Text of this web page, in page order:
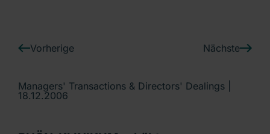
Ein Unternehmen der RHÖN-KLINIKUM AG
Vorherige Nächste
Managers' Transactions & Directors' Dealings |
18.12.2006